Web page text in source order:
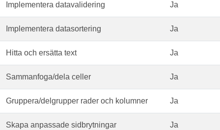
Implementera datavalidering Ja
Implementera datasortering Ja
Hitta och ersätta text Ja
Sammanfoga/dela celler Ja
Gruppera/delgrupper rader och kolumner Ja
Skapa anpassade sidbrytningar Ja